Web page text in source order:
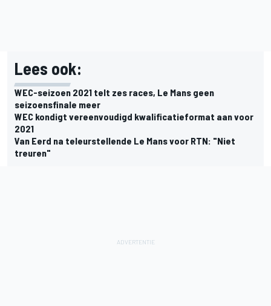
Lees ook:
WEC-seizoen 2021 telt zes races, Le Mans geen
seizoensfinale meer
WEC kondigt vereenvoudigd kwalificatieformat aan voor
2021
Van Eerd na teleurstellende Le Mans voor RTN: "Niet
treuren"